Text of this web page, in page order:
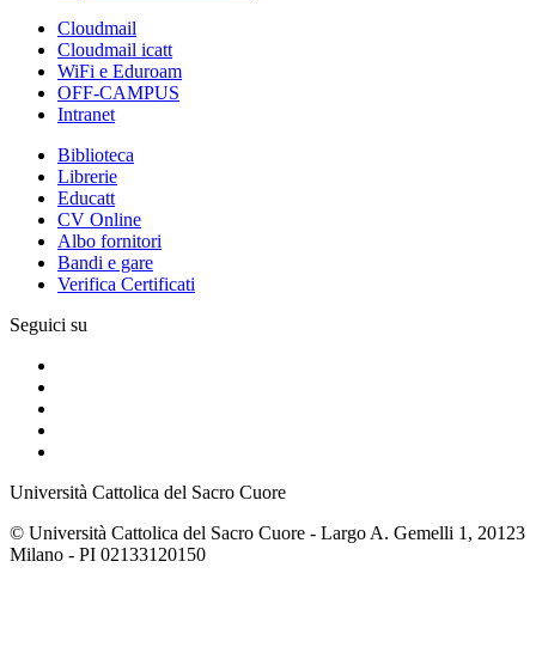
Cloudmail
Cloudmail icatt
WiFi e Eduroam
OFF-CAMPUS
Intranet
Biblioteca
Librerie
Educatt
CV Online
Albo fornitori
Bandi e gare
Verifica Certificati
Seguici su
Università Cattolica del Sacro Cuore
© Università Cattolica del Sacro Cuore - Largo A. Gemelli 1, 20123
Milano - PI 02133120150